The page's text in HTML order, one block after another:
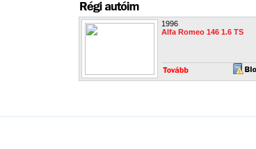
1996
Alfa Romeo 146 1.6 TS